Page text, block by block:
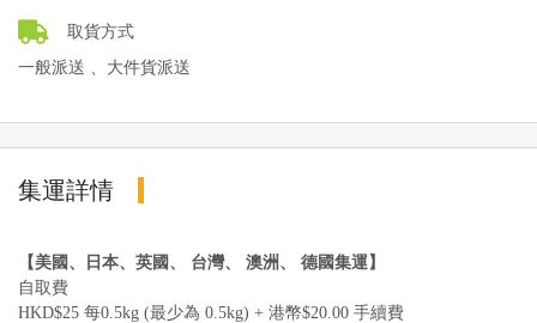
取貨方式
一般派送 、大件貨派送
集運詳情
【美國、日本、英國、 台灣、 澳洲、
德國集運】
自取費
HKD$25 每0.5kg (最少為 0.5kg) + 港幣$20.00 手續費